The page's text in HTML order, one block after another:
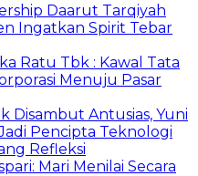
Daarut Tarqiyah
Ingatkan Spirit Tebar
Ratu Tbk : Kawal Tata
Menuju Pasar
Disambut Antusias, Yuni
Pencipta Teknologi
Refleksi
Mari Menilai Secara